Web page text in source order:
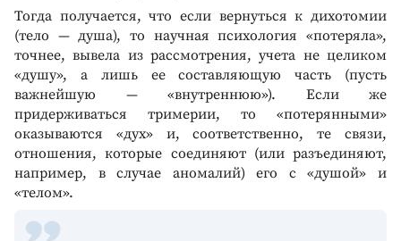
Тогда получается, что если вернуться к дихотомии
(тело — душа), то научная психология «потеряла»,
точнее, вывела из рассмотрения, учета не целиком
«душу», а лишь ее составляющую часть (пусть
важнейшую — «внутреннюю»). Если же
придерживаться тримерии, то «потерянными»
оказываются «дух» и, соответственно, те связи,
отношения, которые соединяют (или разъединяют,
например, в случае аномалий) его с «душой» и
«телом».